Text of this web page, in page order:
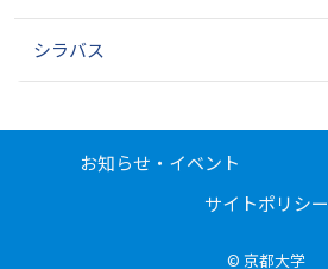
シラバス
© 京都大学
お知らせ・イベント
サイトポリシー